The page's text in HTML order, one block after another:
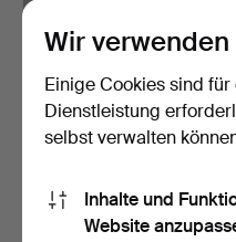
KOMMODE Rokokostil,
Mahagoni mit Steinplat…
Wir
Einige Cookies sind
Dienstleistung
selbst verwalten
Inhalte und
Website